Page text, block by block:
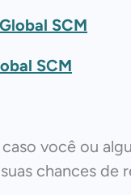
SCM
SCM
você ou
chances de